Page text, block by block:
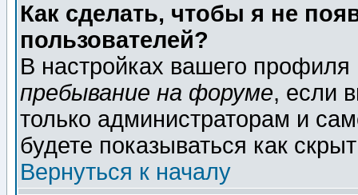
Как сделать, чтобы я не
пользователей?
В настройках вашего
пребывание на форуме, если
только администраторам и
будете показываться как
Вернуться к началу